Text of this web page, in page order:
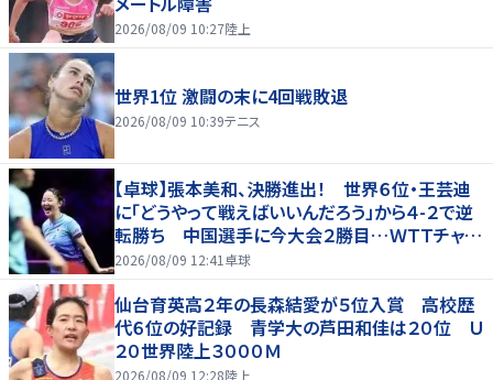
2026/08/09 10:27陸上
世界1位 激闘の末に4回戦敗退
2026/08/09 10:39テニス
【卓球】張本美和、決勝進出！ 世界６位・王芸迪
に「どうやって戦えばいいんだろう」から４-２で逆
転勝ち 中国選手に今大会２勝目…ＷＴＴチャン
ピオンズ横浜
2026/08/09 12:41 卓球
仙台育英高２年の長森結愛が５位入賞 高校歴
代６位の好記録 青学大の芦田和佳は２０位 Ｕ
２０世界陸上３０００Ｍ
2026/08/09 12:28陸上